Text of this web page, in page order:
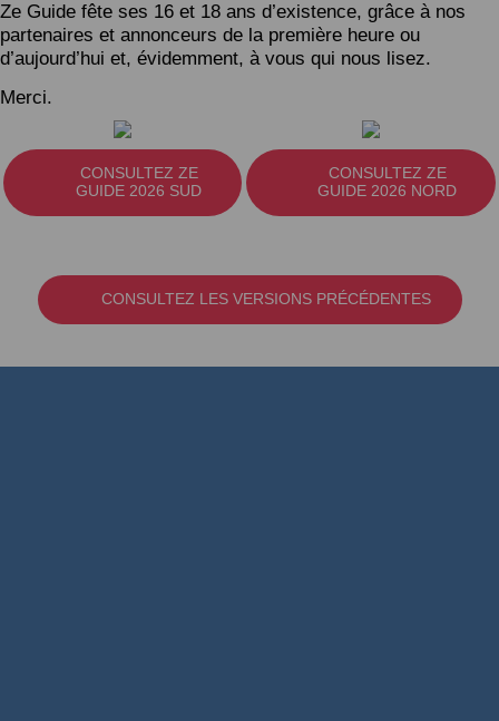
Ze Guide fête ses 16 et 18 ans d’existence, grâce à nos
partenaires et annonceurs de la première heure ou
d’aujourd’hui et, évidemment, à vous qui nous lisez.
Merci.
CONSULTEZ ZE
GUIDE 2026 SUD
CONSULTEZ ZE
GUIDE 2026 NORD
CONSULTEZ LES VERSIONS PRÉCÉDENTES